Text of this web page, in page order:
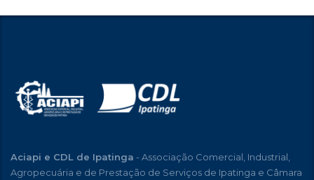
Aciapi e CDL de Ipatinga - Associação Comercial, Industrial,
Agropecuária e de Prestação de Serviços de Ipatinga e Câmara